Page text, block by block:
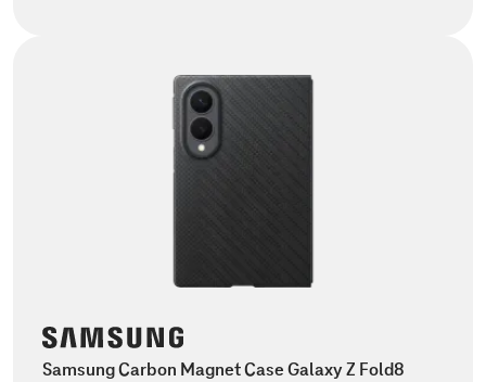
Samsung Carbon Magnet Case Galaxy Z Fold8